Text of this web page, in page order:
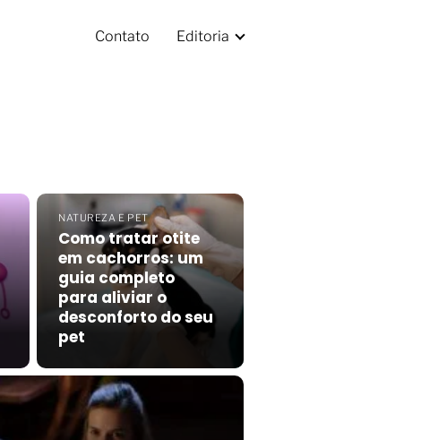
Contato Editoria
NATUREZA E PET
Como tratar otite
em cachorros: um
guia completo
para aliviar o
desconforto do seu
pet